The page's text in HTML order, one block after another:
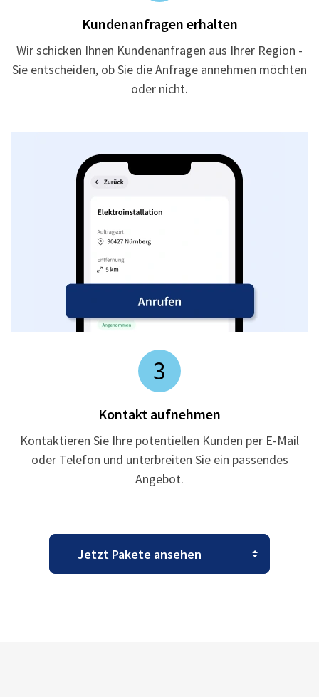
Kundenanfragen erhalten
Wir schicken Ihnen Kundenanfragen aus Ihrer Region -
Sie entscheiden, ob Sie die Anfrage annehmen möchten
oder nicht.
3
Kontakt aufnehmen
Kontaktieren Sie Ihre potentiellen Kunden per E-Mail
oder Telefon und unterbreiten Sie ein passendes
Angebot.